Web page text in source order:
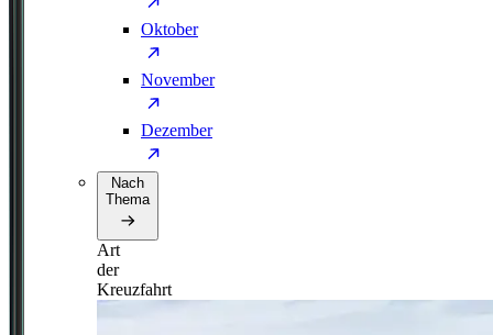
Oktober
November
Dezember
Nach
Thema
Art
der
Kreuzfahrt